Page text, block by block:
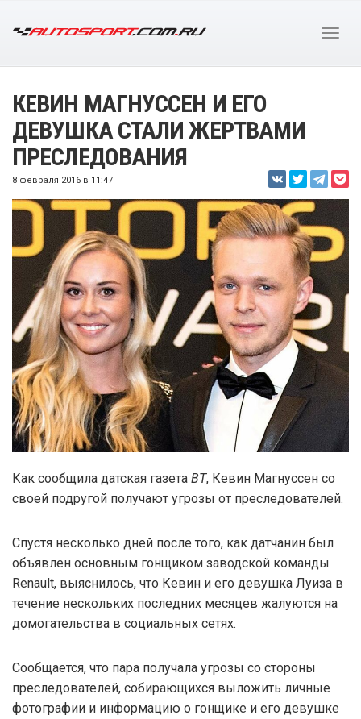
КЕВИН МАГНУССЕН И ЕГО
ДЕВУШКА СТАЛИ ЖЕРТВАМИ
ПРЕСЛЕДОВАНИЯ
8 февраля 2016 в 11:47
Как сообщила датская газета BT, Кевин Магнуссен со
своей подругой получают угрозы от преследователей.
Спустя несколько дней после того, как датчанин был
объявлен основным гонщиком заводской команды
Renault, выяснилось, что Кевин и его девушка Луиза в
течение нескольких последних месяцев жалуются на
домогательства в социальных сетях.
Сообщается, что пара получала угрозы со стороны
преследователей, собирающихся выложить личные
фотографии и информацию о гонщике и его девушке